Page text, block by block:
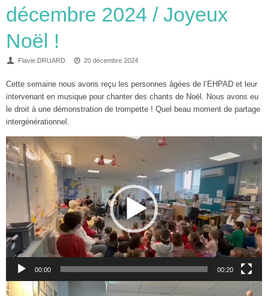
décembre 2024 / Joyeux
Noël !
Flavie DRUARD 20 décembre 2024
Cette semaine nous avons reçu les personnes âgées de l’EHPAD et leur
intervenant en musique pour chanter des chants de Noël. Nous avons eu
le droit à une démonstration de trompette ! Quel beau moment de partage
intergénérationnel.
Lecteur
vidéo
00:00 00:20